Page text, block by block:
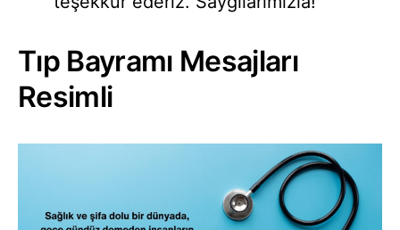
Tıp Bayramı Mesajları
Resimli